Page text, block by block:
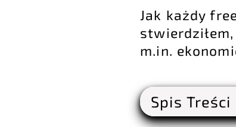
Jak każdy
m.in.
Spis Treści